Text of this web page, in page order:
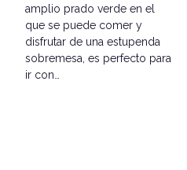
amplio prado verde en el
que se puede comer y
disfrutar de una estupenda
sobremesa, es perfecto para
ir con…